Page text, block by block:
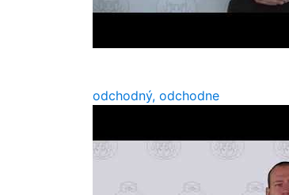
odchodný, odchodne